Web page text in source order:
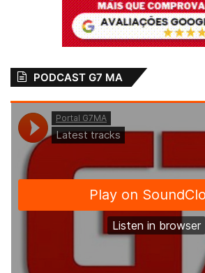
Profissionais da nova
redes sociais e às
tecnológicas, garantem a
dessa missão.
Neste aniversário, o G7
Educadora FM — que
AM, mas nunca perdeu a
contrário, evoluiu, se
segue entre as maiores
estado. Uma rádio que pulsa
Maranhão, com fé, verdade
Uma emissora que, há
evangelizando, informando e
vidas.
PODCAST G7 MA